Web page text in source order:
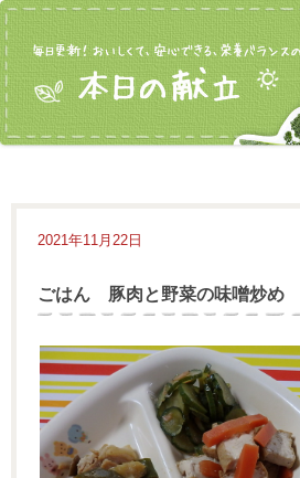
2021年11月22日
ごはん 豚肉と野菜の味噌炒め